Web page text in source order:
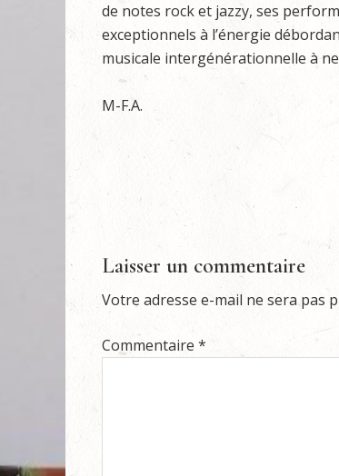
de notes rock et jazzy, ses
exceptionnels à l’énergie
musicale intergénérationnelle à
M-F.A.
Laisser un commentaire
Votre adresse e-mail ne sera pas
Commentaire *